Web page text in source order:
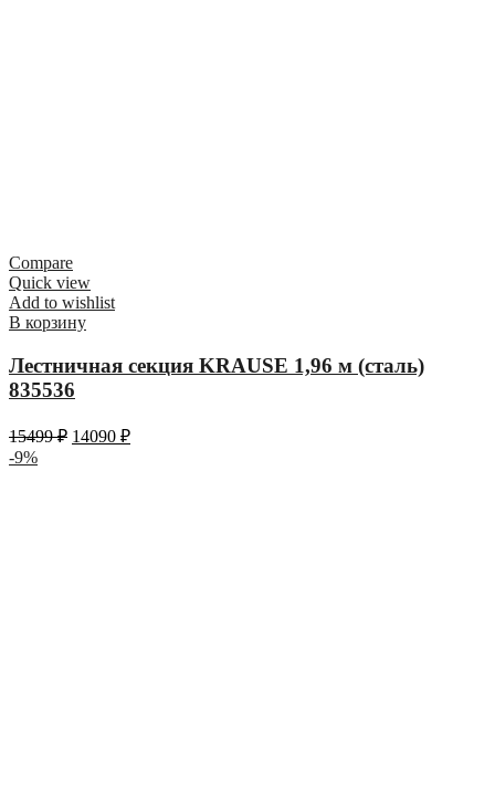
Compare
Quick view
Add to wishlist
В корзину
Лестничная секция KRAUSE 1,96 м (сталь)
835536
15499₽ 14090 ₽
-9%